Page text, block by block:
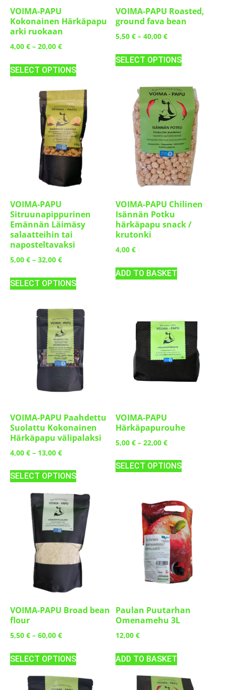
VOIMA-PAPU
Kokonainen Härkäpapu
arki ruokaan
4,00 € – 20,00 €
SELECT OPTIONS
VOIMA-PAPU Roasted,
ground fava bean
5,50 € – 40,00 €
SELECT OPTIONS
VOIMA-PAPU
Sitruunapippurinen
Emännän Läimäsy
salaatteihin tai
naposteltavaksi
5,00 € – 32,00 €
SELECT OPTIONS
VOIMA-PAPU Chilinen
Isännän Potku
härkäpapu snack /
krutonki
4,00 €
ADD TO BASKET
VOIMA-PAPU Paahdettu
Suolattu Kokonainen
Härkäpapu välipalaksi
4,00 € – 13,00 €
SELECT OPTIONS
VOIMA-PAPU
Härkäpapurouhe
5,00 € – 22,00 €
SELECT OPTIONS
VOIMA-PAPU Broad bean
flour
5,50 € – 60,00 €
SELECT OPTIONS
Paulan Puutarhan
Omenamehu 3L
12,00 €
ADD TO BASKET